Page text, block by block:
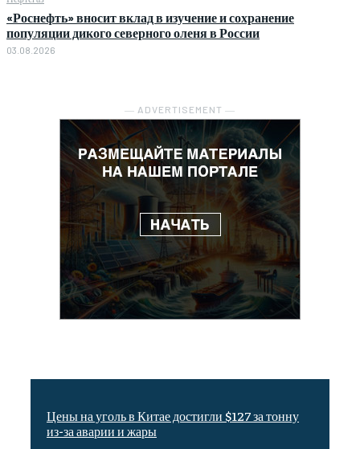
«Роснефть» вносит вклад в изучение и сохранение
популяции дикого северного оленя в России
03.08.2026
― ADVERTISEMENT ―
Цены на уголь в Китае достигли $127 за тонну
из-за аварии и жары